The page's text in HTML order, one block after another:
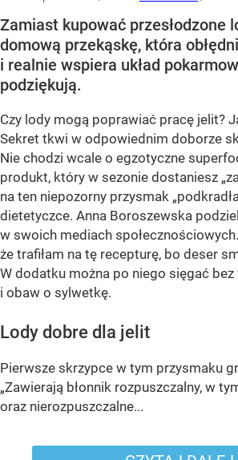
Zamiast kupować przesłodzone
domową przekąskę, która
i realnie wspiera układ
podziękują.
Czy lody mogą poprawiać pracę jelit?
Sekret tkwi w odpowiednim doborze
Nie chodzi wcale o egzotyczne
produkt, który w sezonie dostaniesz
na ten niepozorny przysmak
dietetyczce. Anna Boroszewska
w swoich mediach
że trafiłam na tę recepturę, bo deser
W dodatku można po niego sięgać
i obaw o sylwetkę.
Lody dobre dla jelit
Pierwsze skrzypce w tym przysmaku
„Zawierają błonnik rozpuszczalny, w
oraz nierozpuszczalne...